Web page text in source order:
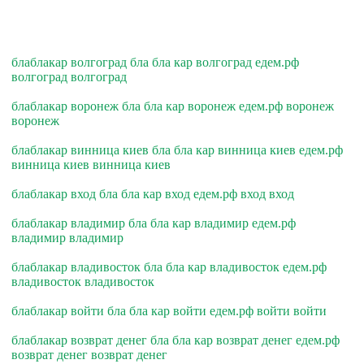
блаблакар волгоград бла бла кар волгоград едем.рф
волгоград волгоград
блаблакар воронеж бла бла кар воронеж едем.рф воронеж
воронеж
блаблакар винница киев бла бла кар винница киев едем.рф
винница киев винница киев
блаблакар вход бла бла кар вход едем.рф вход вход
блаблакар владимир бла бла кар владимир едем.рф
владимир владимир
блаблакар владивосток бла бла кар владивосток едем.рф
владивосток владивосток
блаблакар войти бла бла кар войти едем.рф войти войти
блаблакар возврат денег бла бла кар возврат денег едем.рф
возврат денег возврат денег